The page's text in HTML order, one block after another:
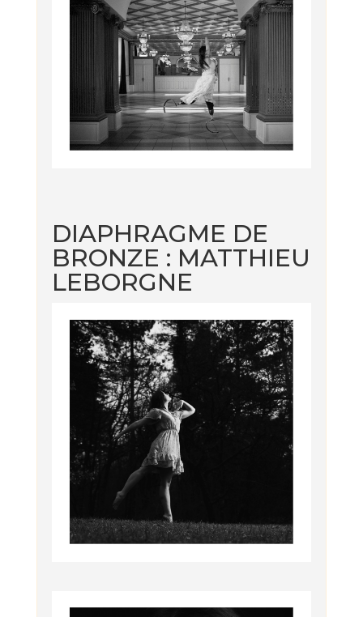
DIAPHRAGME DE
BRONZE : MATTHIEU
LEBORGNE